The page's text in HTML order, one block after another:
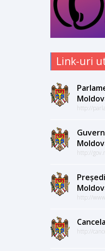
Link-uri
http://
http://
http://
http://